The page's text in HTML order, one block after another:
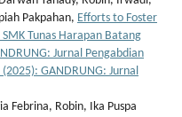
Pakpahan, Efforts to Foster
Tunas Harapan Batang
Jurnal Pengabdian
GANDRUNG: Jurnal
Febrina, Robin, Ika Puspa